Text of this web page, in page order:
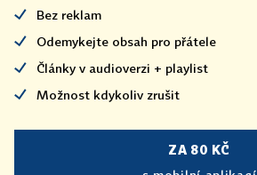
Bez reklam
Odemykejte obsah pro přátele
Články v audioverzi + playlist
Možnost kdykoliv zrušit
ZA 80 KČ